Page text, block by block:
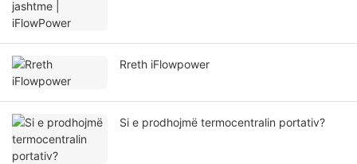
Rreth iFlowpower
Si e prodhojmë termocentralin portativ?